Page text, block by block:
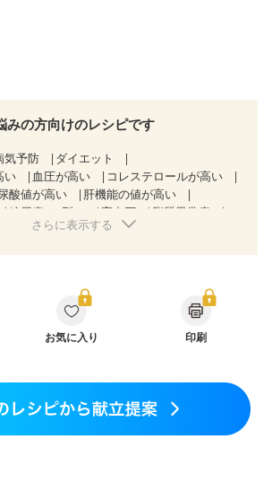
みの方向けのレシピです
気予防
ダイエット
い
血圧が高い
コレステロールが高い
酸値が高い
肝機能の値が高い
糖尿病（2型） 高血圧
脂質異常症
狭心症 心筋梗塞
）
CKD（ステージ１）
CKD（ステージ３a）
中）
乳がん（ホルモン療法中）
リウマチ 低栄養予防
貧血対策
さらに表示する
お気に入り 印刷